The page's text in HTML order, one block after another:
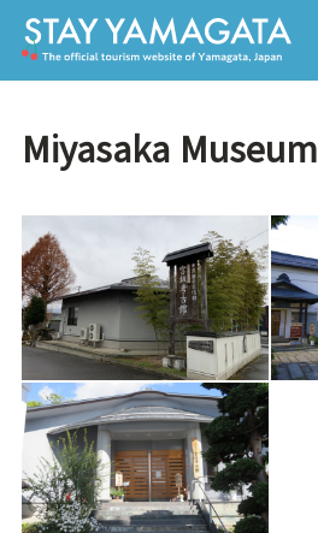
Miyasaka Museum